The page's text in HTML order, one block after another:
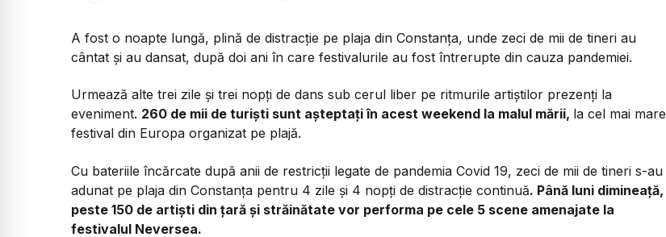
A fost o noapte lungă, plină de distracție pe plaja din Constanța, unde zeci de mii de tineri au
cântat și au dansat, după doi ani în care festivalurile au fost întrerupte din cauza pandemiei.
Urmează alte trei zile și trei nopți de dans sub cerul liber pe ritmurile artiștilor prezenți la
eveniment. 260 de mii de turiști sunt așteptați în acest weekend la malul mării, la cel mai mare
festival din Europa organizat pe plajă.
Cu bateriile încărcate după anii de restricții legate de pandemia Covid 19, zeci de mii de tineri s-au
adunat pe plaja din Constanța pentru 4 zile și 4 nopți de distracție continuă. Până luni dimineață,
peste 150 de artiști din țară și străinătate vor performa pe cele 5 scene amenajate la
festivalul Neversea.